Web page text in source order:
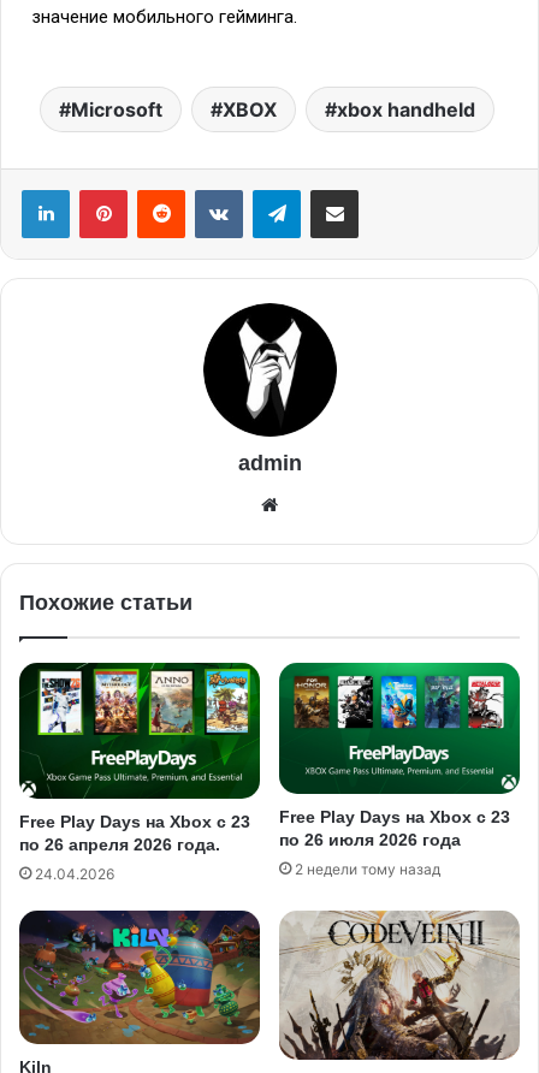
значение мобильного гейминга.
Microsoft XBOX xbox handheld
admin
Похожие статьи
Free Play Days на Xbox с 23
по 26 апреля 2026 года.
24.04.2026
Free Play Days на Xbox с 23
по 26 июля 2026 года
2 недели тому назад
Kiln